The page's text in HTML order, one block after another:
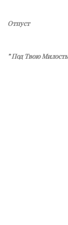
Отпуст
” Под Твою